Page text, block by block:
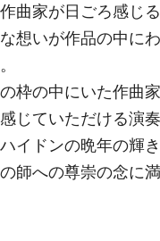
曲家が日ごろ感じ
想いが作品の中に
枠の中にいた作曲
じていただける演奏
イドンの晩年の輝
師への尊崇の念に